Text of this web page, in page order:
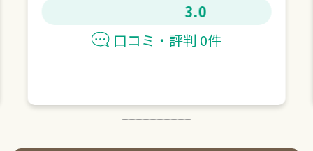
3.0
口コミ・評判 0件